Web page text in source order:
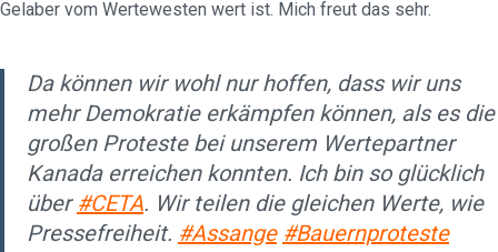
Gelaber vom Wertewesten wert ist. Mich freut das sehr.
Da können wir wohl nur hoffen, dass wir uns
mehr Demokratie erkämpfen können, als es die
großen Proteste bei unserem Wertepartner
Kanada erreichen konnten. Ich bin so glücklich
über #CETA. Wir teilen die gleichen Werte, wie
Pressefreiheit. #Assange #Bauernproteste